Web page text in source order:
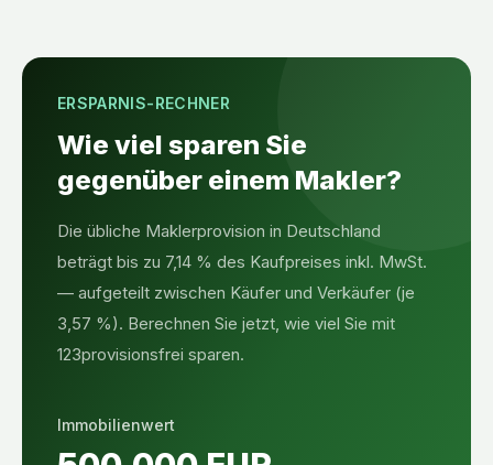
ERSPARNIS-RECHNER
Wie viel sparen Sie
gegenüber einem Makler?
Die übliche Maklerprovision in Deutschland
beträgt bis zu 7,14 % des Kaufpreises inkl. MwSt.
— aufgeteilt zwischen Käufer und Verkäufer (je
3,57 %). Berechnen Sie jetzt, wie viel Sie mit
123provisionsfrei sparen.
Immobilienwert